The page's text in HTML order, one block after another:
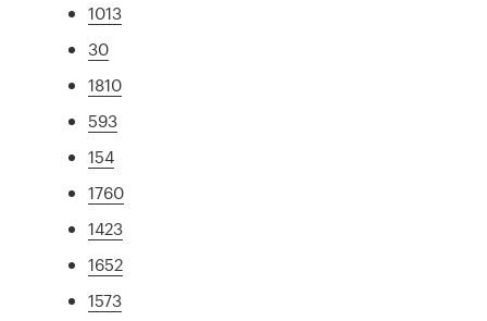
1013
30
1810
593
154
1760
1423
1652
1573